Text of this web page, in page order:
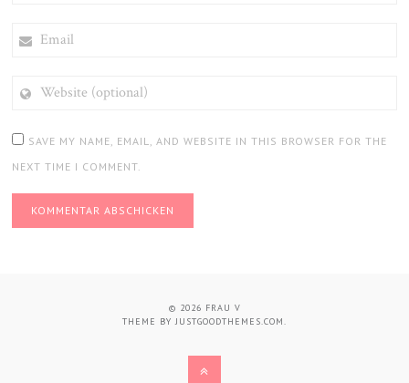
(OPTIONAL)
SAVE MY NAME, EMAIL, AND WEBSITE IN THIS BROWSER FOR THE
NEXT TIME I COMMENT.
© 2026 FRAU V
THEME BYJUSTGOODTHEMES.COM.